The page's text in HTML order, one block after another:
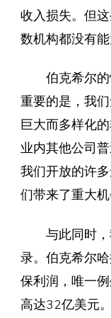
收入损失。但
数机构都没有能
伯克希尔的
重要的是，我
巨大而多样化
业内其他公司
我们开放的许
们带来了重大机
与此同时，
录。伯克希尔
保利润，唯一
高达32亿美元